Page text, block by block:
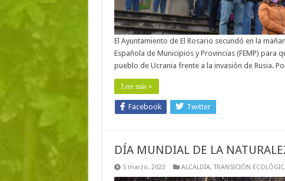
El Ayuntamiento de El Rosario secundó en la
Española de Municipios y Provincias (FEMP) para
pueblo de Ucrania frente a la invasión de Rusia.
Leer más »
Facebook Twitter
DÍA MUNDIAL DE LA
5 marzo, 2022 ALCALDÍA,TRANSICIÓN